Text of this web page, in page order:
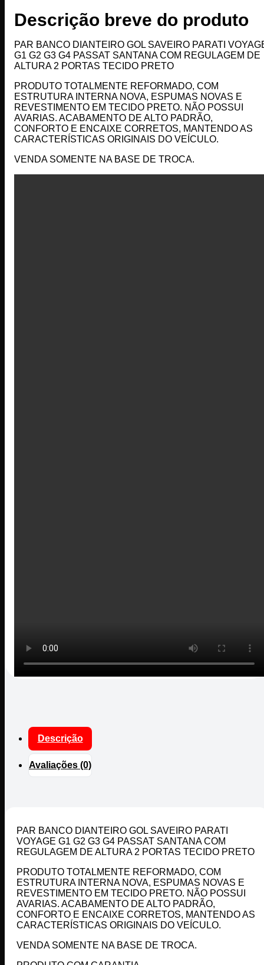
Descrição breve do produto
PAR BANCO DIANTEIRO GOL SAVEIRO PARATI
G1 G2 G3 G4 PASSAT SANTANA COM REGULAGEM DE
ALTURA 2 PORTAS TECIDO PRETO
PRODUTO TOTALMENTE REFORMADO, COM
ESTRUTURA INTERNA NOVA, ESPUMAS NOVAS E
REVESTIMENTO EM TECIDO PRETO. NÃO POSSUI
AVARIAS. ACABAMENTO DE ALTO PADRÃO,
CONFORTO E ENCAIXE CORRETOS, MANTENDO AS
CARACTERÍSTICAS ORIGINAIS DO VEÍCULO.
VENDA SOMENTE NA BASE DE TROCA.
Descrição
Avaliações (0)
PAR BANCO DIANTEIRO GOL SAVEIRO PARATI
VOYAGE G1 G2 G3 G4 PASSAT SANTANA COM
REGULAGEM DE ALTURA 2 PORTAS TECIDO PRETO
PRODUTO TOTALMENTE REFORMADO, COM
ESTRUTURA INTERNA NOVA, ESPUMAS NOVAS E
REVESTIMENTO EM TECIDO PRETO. NÃO POSSUI
AVARIAS. ACABAMENTO DE ALTO PADRÃO,
CONFORTO E ENCAIXE CORRETOS, MANTENDO AS
CARACTERÍSTICAS ORIGINAIS DO VEÍCULO.
VENDA SOMENTE NA BASE DE TROCA.